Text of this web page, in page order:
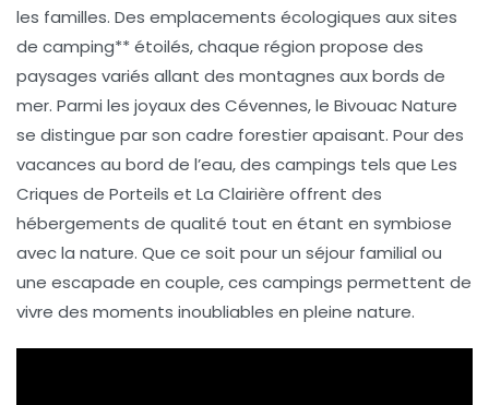
les familles. Des emplacements écologiques aux sites
de camping** étoilés, chaque région propose des
paysages variés allant des montagnes aux bords de
mer. Parmi les joyaux des Cévennes, le Bivouac Nature
se distingue par son cadre forestier apaisant. Pour des
vacances au bord de l’eau, des campings tels que Les
Criques de Porteils et La Clairière offrent des
hébergements de qualité tout en étant en symbiose
avec la nature. Que ce soit pour un séjour familial ou
une escapade en couple, ces campings permettent de
vivre des moments inoubliables en pleine nature.